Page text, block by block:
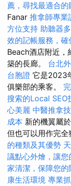
薦，尋找最適合的
Fanar 推拿師專業
方位支持 助聽器
效的記帳服務，
Beach酒店附近，
築的長廊。 台北
台胞證 它是2023
俱樂部的乘客。
搜索的Local SEO
心美麗 中醫推拿
成本 新的機翼屬
但也可以用作完
的種類及其優勢
議點心外燴，讓
家清潔，保障您的
康生活環境 專業